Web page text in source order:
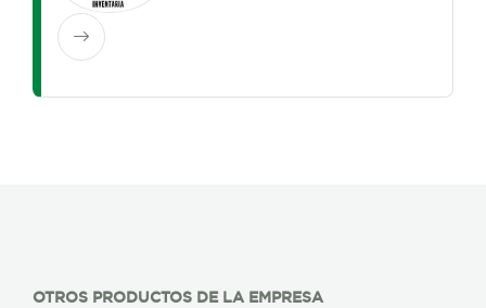
OTROS PRODUCTOS DE LA EMPRESA